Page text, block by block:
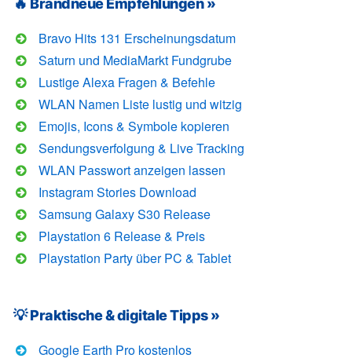
🔥 Brandneue Empfehlungen »
Bravo Hits 131 Erscheinungsdatum
Saturn und MediaMarkt Fundgrube
Lustige Alexa Fragen & Befehle
WLAN Namen Liste lustig und witzig
Emojis, Icons & Symbole kopieren
Sendungsverfolgung & Live Tracking
WLAN Passwort anzeigen lassen
Instagram Stories Download
Samsung Galaxy S30 Release
Playstation 6 Release & Preis
Playstation Party über PC & Tablet
💡 Praktische & digitale Tipps »
Google Earth Pro kostenlos